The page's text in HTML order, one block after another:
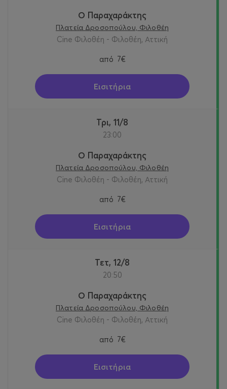
Ο Παραχαράκτης
Πλατεία Δροσοπούλου, Φιλοθέη
Cine Φιλοθέη - Φιλοθέη, Αττική
από 7€
Εισιτήρια
Τρι, 11/8
23:00
Ο Παραχαράκτης
Πλατεία Δροσοπούλου, Φιλοθέη
Cine Φιλοθέη - Φιλοθέη, Αττική
από 7€
Εισιτήρια
Τετ, 12/8
20:50
Ο Παραχαράκτης
Πλατεία Δροσοπούλου, Φιλοθέη
Cine Φιλοθέη - Φιλοθέη, Αττική
από 7€
Εισιτήρια